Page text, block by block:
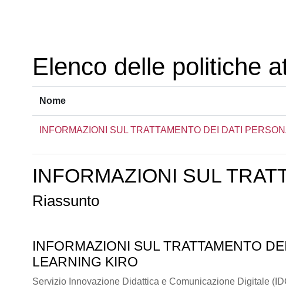
Elenco delle politiche
Nome
INFORMAZIONI SUL TRATTAMENTO DEI DATI
INFORMAZIONI SUL
Riassunto
INFORMAZIONI SUL TRATTAMENTO
LEARNING KIRO
Servizio Innovazione Didattica e Comunicazione Digitale